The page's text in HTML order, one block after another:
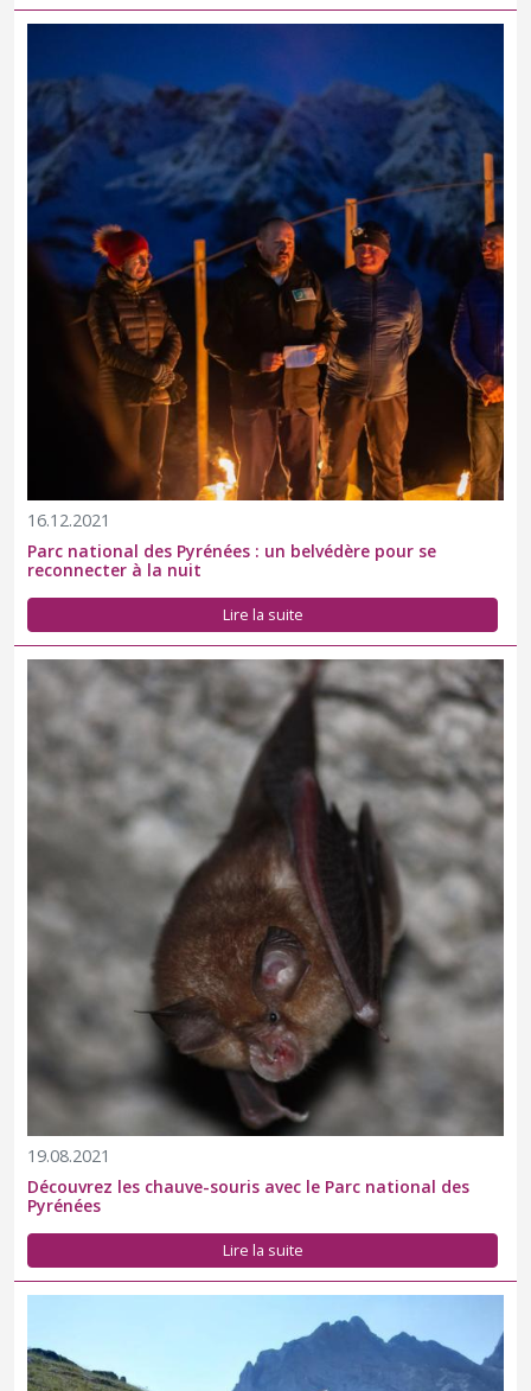
16.12.2021
Parc national des Pyrénées : un belvédère pour se
reconnecter à la nuit
Lire la suite
19.08.2021
Découvrez les chauve-souris avec le Parc national des
Pyrénées
Lire la suite